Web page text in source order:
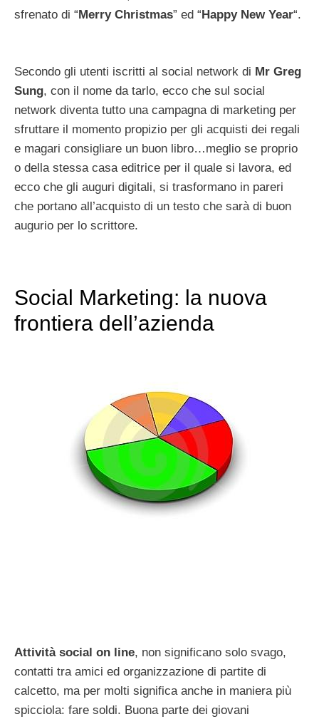
sfrenato di “ Merry Christmas” ed “ Happy New Year“.
Secondo gli utenti iscritti al social network di Mr Greg
Sung, con il nome da tarlo, ecco che sul social
network diventa tutto una campagna di marketing per
sfruttare il momento propizio per gli acquisti dei regali
e magari consigliare un buon libro…meglio se proprio
o della stessa casa editrice per il quale si lavora, ed
ecco che gli auguri digitali, si trasformano in pareri
che portano all’acquisto di un testo che sarà di buon
augurio per lo scrittore.
Social Marketing: la nuova
frontiera dell’azienda
Attività social on line, non significano solo svago,
contatti tra amici ed organizzazione di partite di
calcetto, ma per molti significa anche in maniera più
spicciola: fare soldi. Buona parte dei giovani